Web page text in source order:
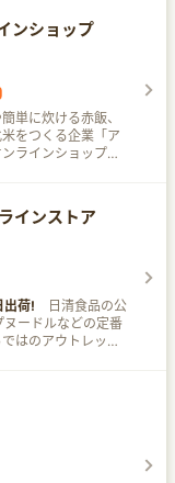
ンショップ
単に炊ける赤飯、
をつくる企業「ア
ラインショップで
好きな方 食物アレ
っている方 訪日外
インストア
出荷! 日清食品の公
はのアウトレット